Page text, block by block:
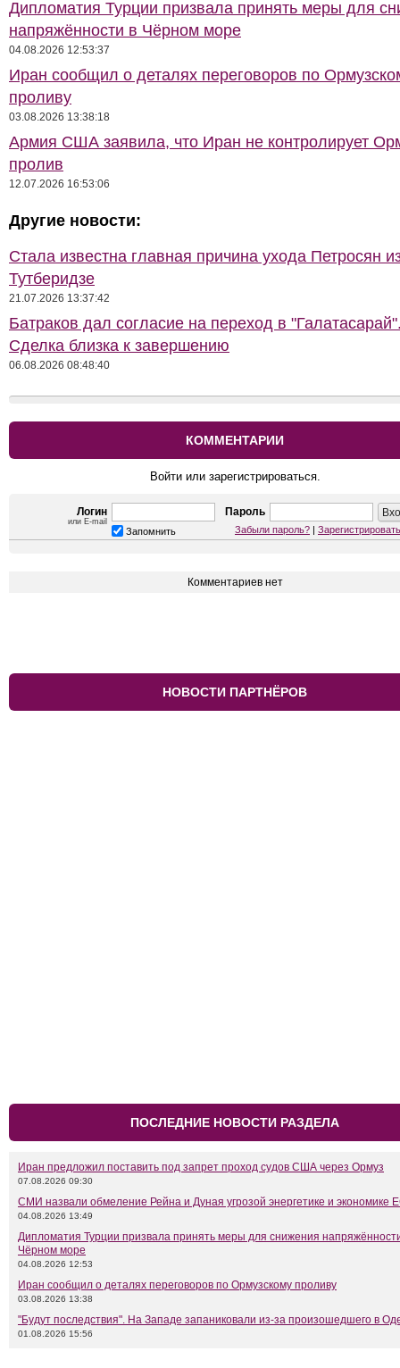
Дипломатия Турции призвала принять меры для
напряжённости в Чёрном море
04.08.2026 12:53:37
Иран сообщил о деталях переговоров по
проливу
03.08.2026 13:38:18
Армия США заявила, что Иран не контролирует
пролив
12.07.2026 16:53:06
Другие новости:
Стала известна главная причина ухода Петросян
Тутберидзе
21.07.2026 13:37:42
Батраков дал согласие на переход в
Сделка близка к завершению
06.08.2026 08:48:40
КОММЕНТАРИИ
Войти или зарегистрироваться.
Логин
или E-mail
Пароль
Запомнить Забыли пароль? |
Комментариев нет
НОВОСТИ ПАРТНЁРОВ
ПОСЛЕДНИЕ НОВОСТИ РАЗДЕЛА
Иран предложил поставить под запрет проход судов США через Ормуз
07.08.2026 09:30
СМИ назвали обмеление Рейна и Дуная угрозой энергетике и экономике
04.08.2026 13:49
Дипломатия Турции призвала принять меры для снижения
Чёрном море
04.08.2026 12:53
Иран сообщил о деталях переговоров по Ормузскому проливу
03.08.2026 13:38
"Будут последствия". На Западе запаниковали из-за произошедшего в
01.08.2026 15:56